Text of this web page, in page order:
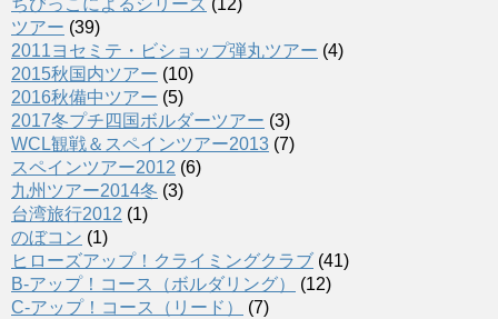
ちびっこによるシリーズ (12)
ツアー (39)
2011ヨセミテ・ビショップ弾丸ツアー (4)
2015秋国内ツアー (10)
2016秋備中ツアー (5)
2017冬プチ四国ボルダーツアー (3)
WCL観戦＆スペインツアー2013 (7)
スペインツアー2012 (6)
九州ツアー2014冬 (3)
台湾旅行2012 (1)
のぼコン (1)
ヒローズアップ！クライミングクラブ (41)
B-アップ！コース（ボルダリング）
(12)
C-アップ！コース（リード）
(7)